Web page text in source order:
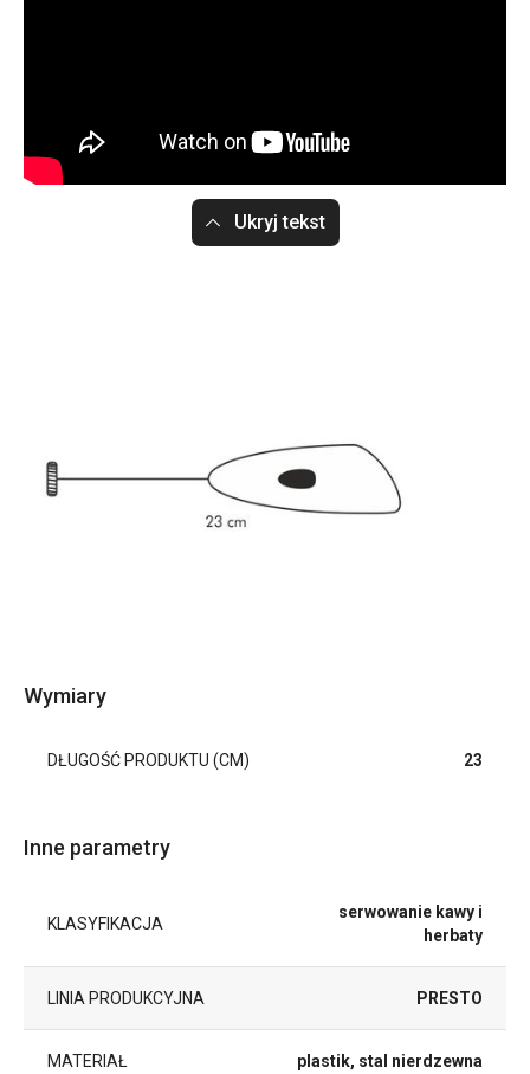
Ukryj tekst
Wymiary
DŁUGOŚĆ PRODUKTU (CM) 23
Inne parametry
KLASYFIKACJA
serwowanie kawy i
herbaty
LINIA PRODUKCYJNA PRESTO
MATERIAŁ plastik, stal nierdzewna